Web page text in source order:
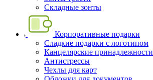
Складные зонты
Корпоративные подарки
Сладкие подарки с логотипом
Канцелярские принадлежности
Антистрессы
Чехлы для карт